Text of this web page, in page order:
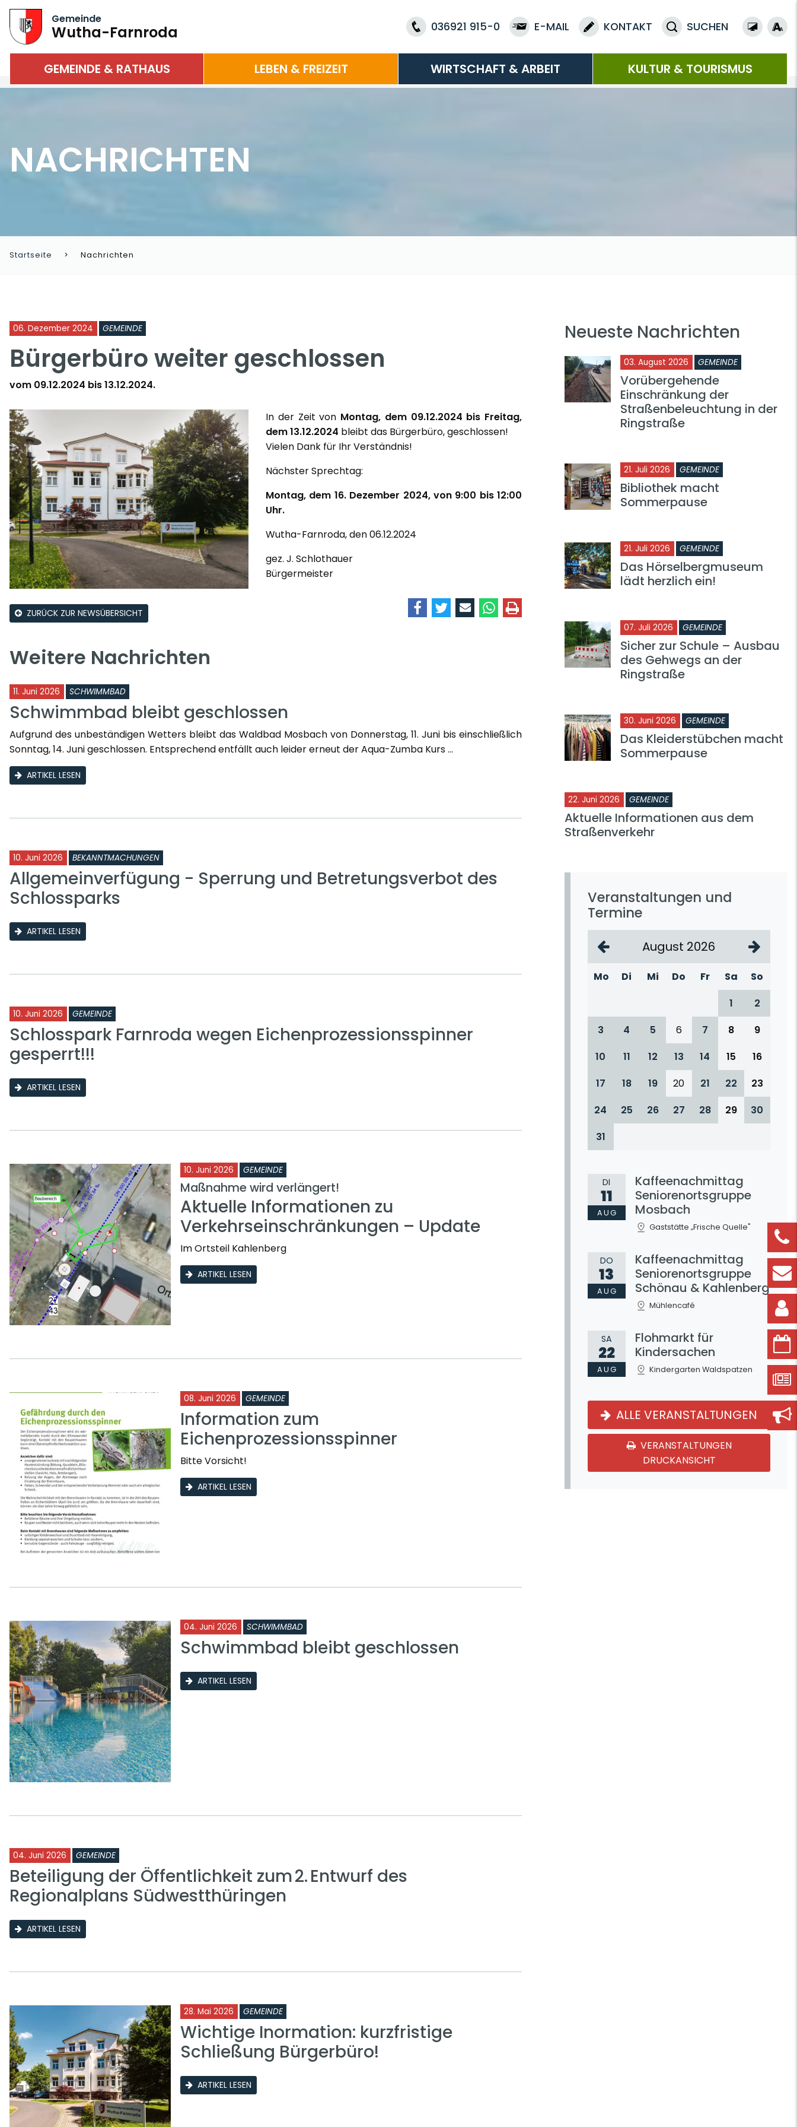
Gemeinde
Wutha-Farnroda 036921 915-0 E-MAIL KONTAKT SUCHEN
GEMEINDE & RATHAUS LEBEN & FREIZEIT WIRTSCHAFT & ARBEIT KULTUR & TOURISMUS
NACHRICHTEN
Startseite Nachrichten
06. Dezember 2024 GEMEINDE
Bürgerbüro weiter geschlossen
vom 09.12.2024 bis 13.12.2024.
In der Zeit von Montag, dem 09.12.2024 bis Freitag,
dem 13.12.2024 bleibt das Bürgerbüro, geschlossen!
Vielen Dank für Ihr Verständnis!
Nächster Sprechtag:
Montag, dem 16. Dezember 2024, von 9:00 bis 12:00
Uhr.
Wutha-Farnroda, den 06.12.2024
gez. J. Schlothauer
Bürgermeister
ZURÜCK ZUR NEWSÜBERSICHT
Weitere Nachrichten
11. Juni 2026 SCHWIMMBAD
Schwimmbad bleibt geschlossen
Aufgrund des unbeständigen Wetters bleibt das Waldbad Mosbach von Donnerstag, 11. Juni bis einschließlich
Sonntag, 14. Juni geschlossen. Entsprechend entfällt auch leider erneut der Aqua-Zumba Kurs ...
ARTIKEL LESEN
10. Juni 2026 BEKANNTMACHUNGEN
Allgemeinverfügung - Sperrung und Betretungsverbot des
Schlossparks
ARTIKEL LESEN
10. Juni 2026 GEMEINDE
Schlosspark Farnroda wegen Eichenprozessionsspinner
gesperrt!!!
ARTIKEL LESEN
10. Juni 2026 GEMEINDE
Maßnahme wird verlängert!
Aktuelle Informationen zu
Verkehrseinschränkungen – Update
Im Ortsteil Kahlenberg
ARTIKEL LESEN
08. Juni 2026 GEMEINDE
Information zum
Eichenprozessionsspinner
Bitte Vorsicht!
ARTIKEL LESEN
04. Juni 2026 SCHWIMMBAD
Schwimmbad bleibt geschlossen
ARTIKEL LESEN
04. Juni 2026 GEMEINDE
Beteiligung der Öffentlichkeit zum 2. Entwurf des
Regionalplans Südwestthüringen
ARTIKEL LESEN
28. Mai 2026 GEMEINDE
Wichtige Inormation: kurzfristige
Schließung Bürgerbüro!
ARTIKEL LESEN
Neueste Nachrichten
03. August 2026 GEMEINDE
Vorübergehende
Einschränkung der
Straßenbeleuchtung in der
Ringstraße
21. Juli 2026 GEMEINDE
Bibliothek macht
Sommerpause
21. Juli 2026 GEMEINDE
Das Hörselbergmuseum
lädt herzlich ein!
07. Juli 2026 GEMEINDE
Sicher zur Schule – Ausbau
des Gehwegs an der
Ringstraße
30. Juni 2026 GEMEINDE
Das Kleiderstübchen macht
Sommerpause
22. Juni 2026 GEMEINDE
Aktuelle Informationen aus dem
Straßenverkehr
Veranstaltungen und
Termine
August 2026
Mo Di Mi Do Fr Sa
So
1
2
3
4 5 6 7 8
9
10
11 12 13 14 15
16
17
18 19 20 21 22
23
24
25 26 27 28 29
30
31
DI
11
AUG
Kaffeenachmittag
Seniorenortsgruppe
Mosbach
Gaststätte „Frische Quelle"
DO
13
AUG
Kaffeenachmittag
Seniorenortsgruppe
Schönau & Kahlenberg
Mühlencafé
SA
22
AUG
Flohmarkt für
Kindersachen
Kindergarten Waldspatzen
ALLE VERANSTALTUNGEN
VERANSTALTUNGEN
DRUCKANSICHT